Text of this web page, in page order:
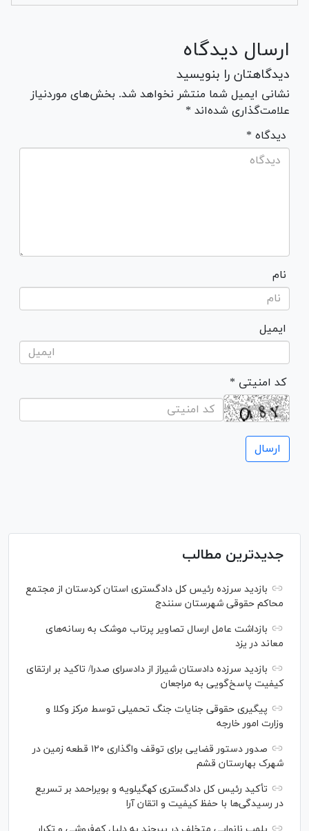
ارسال دیدگاه
دیدگاهتان را بنویسید
نشانی ایمیل شما منتشر نخواهد شد. بخش‌های موردنیاز
علامت‌گذاری شده‌اند *
* دیدگاه
نام
ایمیل
* کد امنیتی
جدیدترین مطالب
بازدید سرزده رئیس کل دادگستری استان کردستان از مجتمع
محاکم حقوقی شهرستان سنندج
بازداشت عامل ارسال تصاویر پرتاب موشک به رسانه‌های
معاند در یزد
بازدید سرزده دادستان شیراز از دادسرای صدرا/ تاکید بر ارتقای
کیفیت پاسخ‌گویی به مراجعان
پیگیری حقوقی جنایات جنگ تحمیلی توسط مرکز وکلا و
وزارت امور خارجه
صدور دستور قضایی برای توقف واگذاری ۱۲۰ قطعه زمین در
شهرک بهارستان قشم
تأکید رئیس کل دادگستری کهگیلویه و بویراحمد بر تسریع
در رسیدگی‌ها با حفظ کیفیت و اتقان آرا